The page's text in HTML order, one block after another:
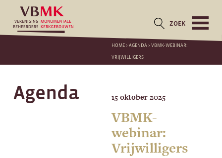
ZOEK
HOME>AGENDA >VBMK-WEBINAR:
VRIJWILLIGERS
Agenda 15 oktober 2025
VBMK-
webinar:
Vrijwilligers